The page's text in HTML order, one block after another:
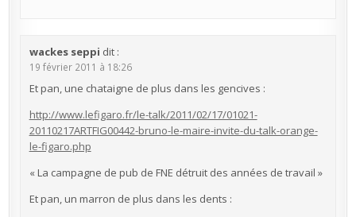
wackes seppi dit :
19 février 2011 à 18:26
Et pan, une chataigne de plus dans les gencives :
http://www.lefigaro.fr/le-talk/2011/02/17/01021-
20110217ARTFIG00442-bruno-le-maire-invite-du-talk-orange-
le-figaro.php
« La campagne de pub de FNE détruit des années de travail »
Et pan, un marron de plus dans les dents :